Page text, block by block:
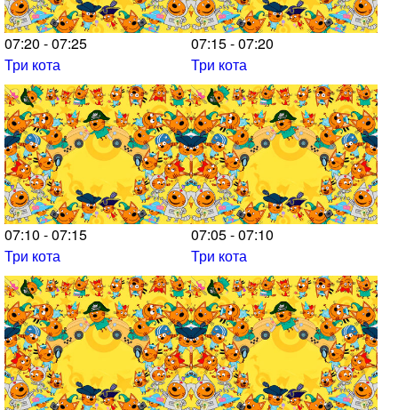
07:20 - 07:25
Три кота
07:15 - 07:20
Три кота
07:10 - 07:15
Три кота
07:05 - 07:10
Три кота